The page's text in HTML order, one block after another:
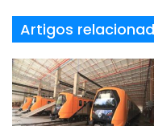
O Acopos 6D permite
controlar quatro
motor
podem ser usados
Artigos